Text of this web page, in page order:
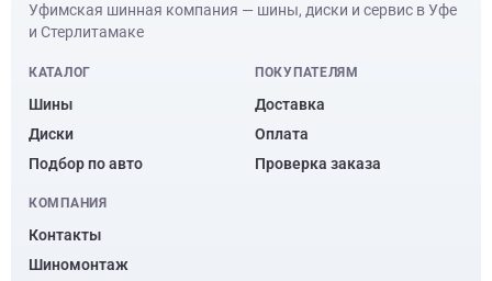
Уфимская шинная компания — шины, диски и сервис в Уфе
и Стерлитамаке
КАТАЛОГ
Шины
Диски
Подбор по авто
ПОКУПАТЕЛЯМ
Доставка
Оплата
Проверка заказа
КОМПАНИЯ
Контакты
Шиномонтаж